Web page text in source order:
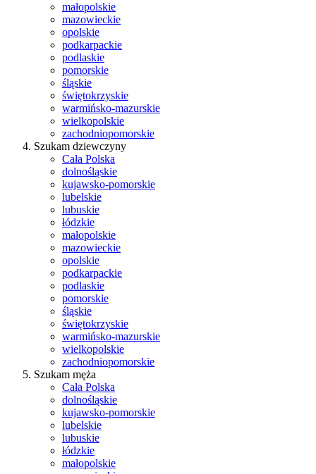
małopolskie
mazowieckie
opolskie
podkarpackie
podlaskie
pomorskie
śląskie
świętokrzyskie
warmińsko-mazurskie
wielkopolskie
zachodniopomorskie
Szukam dziewczyny
Cała Polska
dolnośląskie
kujawsko-pomorskie
lubelskie
lubuskie
łódzkie
małopolskie
mazowieckie
opolskie
podkarpackie
podlaskie
pomorskie
śląskie
świętokrzyskie
warmińsko-mazurskie
wielkopolskie
zachodniopomorskie
Szukam męża
Cała Polska
dolnośląskie
kujawsko-pomorskie
lubelskie
lubuskie
łódzkie
małopolskie